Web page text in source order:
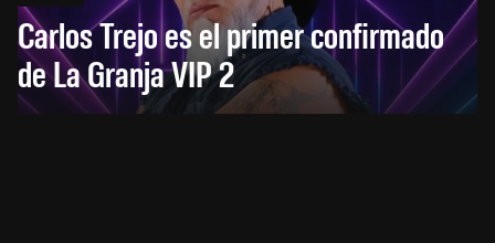
Carlos Trejo es el primer confirmado
de La Granja VIP 2